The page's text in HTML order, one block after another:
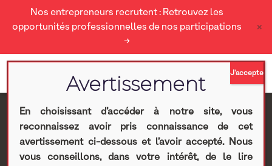
Nos entrepreneurs recrutent : Retrouvez les
opportunités professionnelles de nos participations
→
×
Cogra : Chiffre d’affaires
En choisissant d’accéder à notre site, vous
reconnaissez avoir pris connaissance de cet
avertissement ci-dessous et l’avoir accepté. Nous
vous conseillons, dans votre intérêt, de le lire